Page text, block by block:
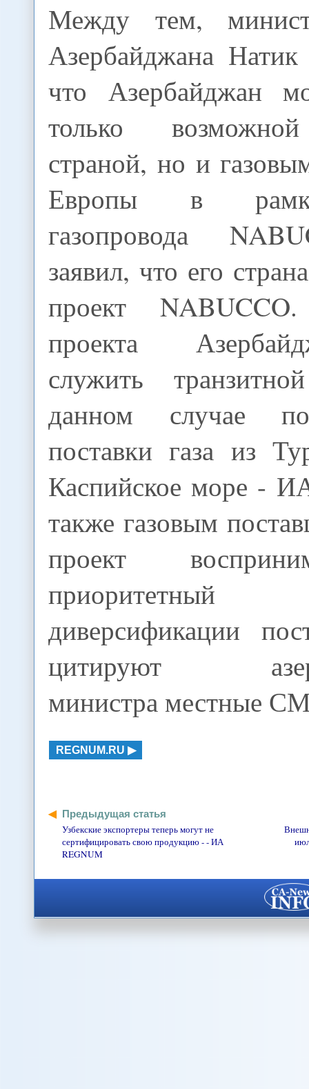
Между тем,
Азербайджана
что Азербайджан
только
страной, но и
Европы в
газопровода
заявил, что его
проект
проекта
служить
данном случае
поставки газа из
Каспийское море -
также газовым
проект
диверсификации
цитируют
министра местные
REGNUM.RU
Предыдущая статья
Узбекские экспортеры теперь могут не
сертифицировать свою продукцию - - ИА
REGNUM